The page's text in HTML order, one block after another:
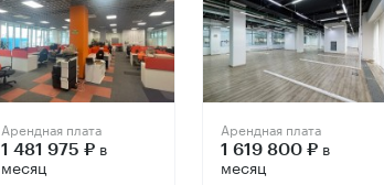
Арендная плата
1 481 975 ₽ в
месяц
Арендная плата
1 619 800 ₽в
месяц